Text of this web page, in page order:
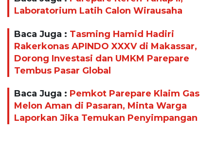
Laboratorium Latih Calon Wirausaha
Baca Juga : Tasming Hamid Hadiri
Rakerkonas APINDO XXXV di Makassar,
Dorong Investasi dan UMKM Parepare
Tembus Pasar Global
Baca Juga : Pemkot Parepare Klaim Gas
Melon Aman di Pasaran, Minta Warga
Laporkan Jika Temukan Penyimpangan